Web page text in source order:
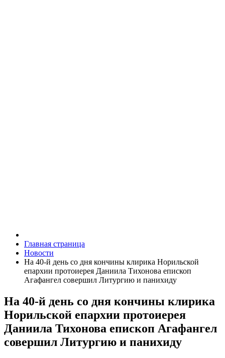
Главная страница
Новости
На 40-й день со дня кончины клирика Норильской
епархии протоиерея Даниила Тихонова епископ
Агафангел совершил Литургию и панихиду
На 40-й день со дня кончины клирика
Норильской епархии протоиерея
Даниила Тихонова епископ Агафангел
совершил Литургию и панихиду